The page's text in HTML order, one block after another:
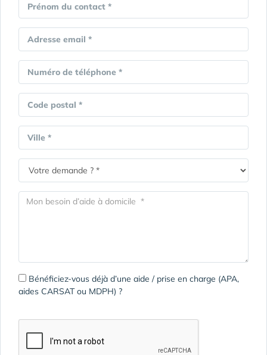
Prénom du contact *
Adresse email *
Numéro de téléphone *
Code postal *
Ville *
Bénéficiez-vous déjà d’une aide / prise en charge (APA,
aides CARSAT ou MDPH) ?